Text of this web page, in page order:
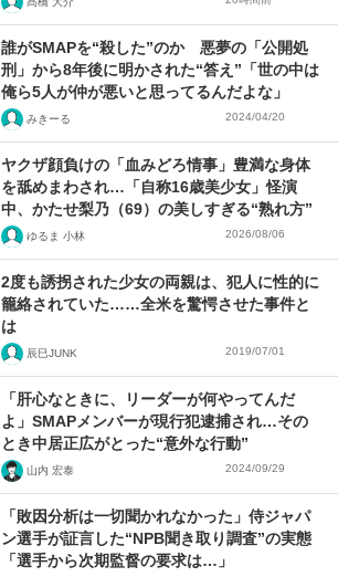
誰がSMAPを“殺した”のか 悪夢の「公開処
刑」から8年後に明かされた“答え”「世の中は
俺ら5人が仲が悪いと思ってるんだよな」
みきーる 2024/04/20
ヤクザ顔負けの「血みどろ情事」豊満な身体
を舐めまわされ…「自称16歳美少女」怪演
中、かたせ梨乃（69）の美しすぎる“熟れ方”
ゆるま 小林 2026/08/06
2度も誘拐された少女の両親は、犯人に性的に
籠絡されていた……全米を驚愕させた事件と
は
辰巳JUNK 2019/07/01
「肝心なときに、リーダーが何やってんだ
よ」SMAPメンバーが現行犯逮捕され…その
とき中居正広がとった“意外な行動”
山内 宏泰 2024/09/29
「敗因分析は一切聞かれなかった」侍ジャパ
ン選手が証言した“NPB聞き取り調査”の実態
「選手から次期監督の要求は…」